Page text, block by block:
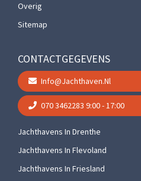
Overig
Sitemap
CONTACTGEGEVENS
Info@jachthaven.nl
070 3462283 9:00 - 17:00
Jachthavens In Drenthe
Jachthavens In Flevoland
Jachthavens In Friesland